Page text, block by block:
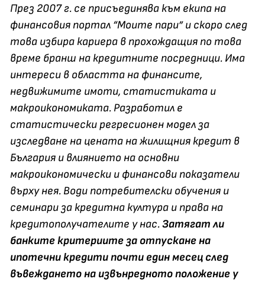
През 2007 г. се присъединява към екипа на
финансовия портал “Моите пари” и скоро след
това избира кариера в прохождащия по това
време бранш на кредитните посредници. Има
интереси в областта на финансите,
недвижимите имоти, статистиката и
макроикономиката. Разработил е
статистически регресионен модел за
изследване на цената на жилищния кредит в
България и влиянието на основни
макроикономически и финансови показатели
върху нея. Води потребителски обучения и
семинари за кредитна култура и права на
кредитополучателите у нас.Затягат ли
банките критериите за отпускане на
ипотечни кредити почти един месец след
въвеждането на извънредното положение у